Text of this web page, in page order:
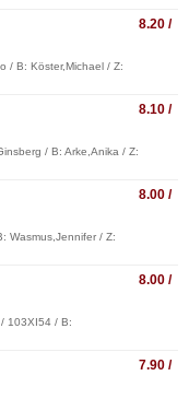
8.20 /
/ B: Köster,Michael / Z:
8.10 /
/ B: Arke,Anika / Z:
8.00 /
Wasmus,Jennifer / Z:
8.00 /
103XI54 / B:
7.90 /